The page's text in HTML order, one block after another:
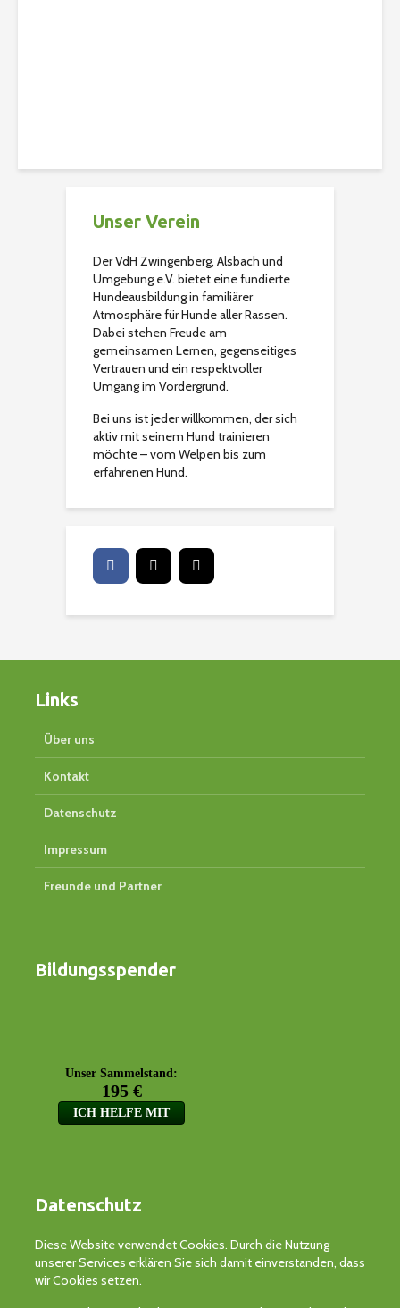
Unser Verein
Der VdH Zwingenberg, Alsbach und
Umgebung e.V. bietet eine fundierte
Hundeausbildung in familiärer
Atmosphäre für Hunde aller Rassen.
Dabei stehen Freude am
gemeinsamen Lernen, gegenseitiges
Vertrauen und ein respektvoller
Umgang im Vordergrund.
Bei uns ist jeder willkommen, der sich
aktiv mit seinem Hund trainieren
möchte – vom Welpen bis zum
erfahrenen Hund.
Links
Über uns
Kontakt
Datenschutz
Impressum
Freunde und Partner
Bildungsspender
Datenschutz
Diese Website verwendet Cookies. Durch die Nutzung
unserer Services erklären Sie sich damit einverstanden, dass
wir Cookies setzen.